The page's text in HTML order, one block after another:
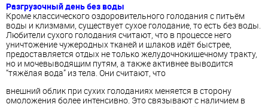
Разгрузочный день без воды
Кроме классического оздоровительного голодания с питьём
воды и клизмами, существует сухое голодание, то есть без воды.
Любители сухого голодания считают, что в процессе него
уничтожение чужеродных тканей и шлаков идёт быстрее,
предоставляется отдых не только желудочнокишечному тракту,
но и мочевыводящим путям, а также активнее выводится
“тяжёлая вода” из тела. Они считают, что
внешний облик при сухих голоданиях меняется в сторону
омоложения более интенсивно. Это связывают с наличием в